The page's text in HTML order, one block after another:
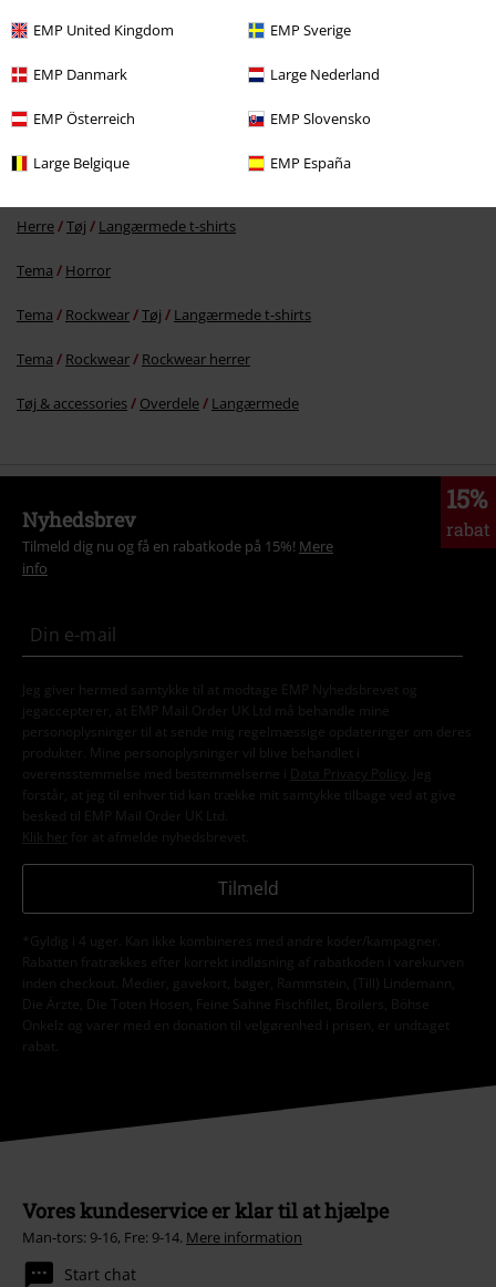
EMP United Kingdom EMP Sverige
EMP Danmark Large Nederland
EMP Österreich EMP Slovensko
Large Belgique EMP España
Herre Tøj Langærmede t-shirts
Tema Horror
Tema Rockwear Tøj Langærmede t-shirts
Tema Rockwear Rockwear herrer
Tøj & accessories Overdele Langærmede
15%
rabat
Nyhedsbrev
Tilmeld dig nu og få en rabatkode på 15%! Mere
info
Jeg giver hermed samtykke til at modtage EMP Nyhedsbrevet og
jegaccepterer, at EMP Mail Order UK Ltd må behandle mine
personoplysninger til at sende mig regelmæssige opdateringer om deres
produkter. Mine personoplysninger vil blive behandlet i
overensstemmelse med bestemmelserne i
Data Privacy Policy
. Jeg
forstår, at jeg til enhver tid kan trække mit samtykke tilbage ved at give
besked til EMP Mail Order UK Ltd.
Klik her
for at afmelde nyhedsbrevet.
Tilmeld
*Gyldig i 4 uger. Kan ikke kombineres med andre koder/kampagner.
Rabatten fratrækkes efter korrekt indløsning af rabatkoden i varekurven
inden checkout. Medier, gavekort, bøger, Rammstein, (Till) Lindemann,
Die Ärzte, Die Toten Hosen, Feine Sahne Fischfilet, Broilers, Böhse
Onkelz og varer med en donation til velgørenhed i prisen, er undtaget
rabat.
Vores kundeservice er klar til at hjælpe
Man-tors: 9-16, Fre: 9-14. Mere information
Start chat